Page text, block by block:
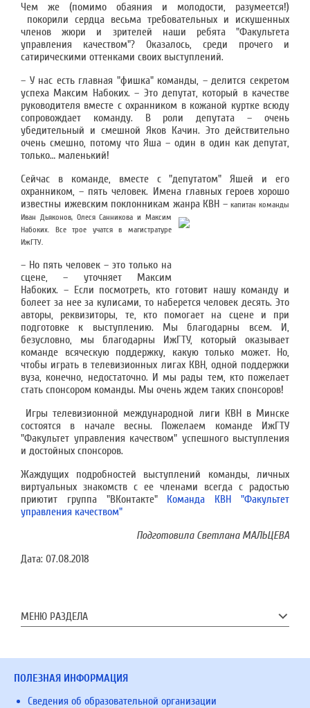
Чем же (помимо обаяния и молодости, разумеется!)
покорили сердца весьма требовательных и искушенных
членов жюри и зрителей наши ребята "Факультета
управления качеством"? Оказалось, среди прочего и
сатирическими оттенками своих выступлений.
– У нас есть главная "фишка" команды, – делится секретом
успеха Максим Набоких. – Это депутат, который в качестве
руководителя вместе с охранником в кожаной куртке всюду
сопровождает команду. В роли депутата – очень
убедительный и смешной Яков Качин. Это действительно
очень смешно, потому что Яша – один в один как депутат,
только… маленький!
Сейчас в команде, вместе с "депутатом" Яшей и его
охранником, – пять человек. Имена главных героев хорошо
известны ижевским поклонникам жанра КВН –капитан команды
Иван Дьяконов, Олеся Санникова и Максим
Набоких. Все трое учатся в магистратуре
ИжГТУ.
– Но пять человек – это только на
сцене, – уточняет Максим
Набоких. – Если посмотреть, кто готовит нашу команду и
болеет за нее за кулисами, то наберется человек десять. Это
авторы, реквизиторы, те, кто помогает на сцене и при
подготовке к выступлению. Мы благодарны всем. И,
безусловно, мы благодарны ИжГТУ, который оказывает
команде всяческую поддержку, какую только может. Но,
чтобы играть в телевизионных лигах КВН, одной поддержки
вуза, конечно, недостаточно. И мы рады тем, кто пожелает
стать спонсором команды. Мы очень ждем таких спонсоров!
Игры телевизионной международной лиги КВН в Минске
состоятся в начале весны. Пожелаем команде ИжГТУ
"Факультет управления качеством" успешного выступления
и достойных спонсоров.
Жаждущих подробностей выступлений команды, личных
виртуальных знакомств с ее членами всегда с радостью
приютит группа "ВКонтакте" Команда КВН "Факультет
управления качеством"
Подготовила Светлана МАЛЬЦЕВА
Дата: 07.08.2018
МЕНЮ РАЗДЕЛА
ПОЛЕЗНАЯ ИНФОРМАЦИЯ
Сведения об образовательной организации